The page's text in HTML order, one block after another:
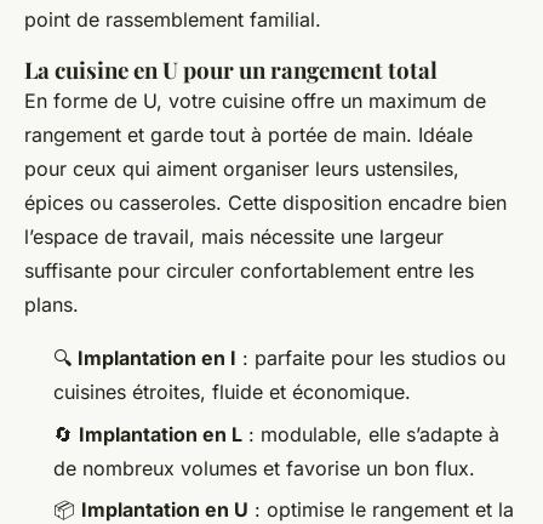
point de rassemblement familial.
La cuisine en U pour un rangement total
En forme de U, votre cuisine offre un maximum de
rangement et garde tout à portée de main. Idéale
pour ceux qui aiment organiser leurs ustensiles,
épices ou casseroles. Cette disposition encadre bien
l’espace de travail, mais nécessite une largeur
suffisante pour circuler confortablement entre les
plans.
🔍 Implantation en I : parfaite pour les studios ou
cuisines étroites, fluide et économique.
🔄 Implantation en L : modulable, elle s’adapte à
de nombreux volumes et favorise un bon flux.
📦 Implantation en U : optimise le rangement et la